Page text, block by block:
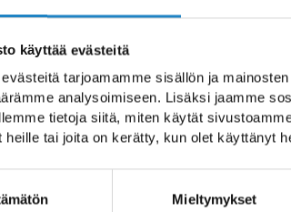
käyttää evästeitä
tarjoamamme sisällön ja
analysoimiseen. Lisäksi jaamme
tietoja siitä, miten käytät
heille tai joita on kerätty, kun olet käyttänyt
Mieltymykset
strategisesti tärkeänä.
kotimaisille että
ympäri vuoden,
Ukonniemi alueesta